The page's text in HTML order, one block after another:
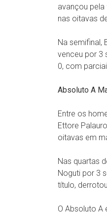
avançou
nas oitavas
Na semifinal,
venceu por 3
0, com
Absoluto A
Entre os
Ettore
oitavas em
Nas quartas
Noguti por 3
título,
O Absoluto A